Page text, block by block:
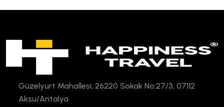
Güzelyurt Mahallesi, 26220 Sokak No:27/3, 07112
Aksu/Antalya